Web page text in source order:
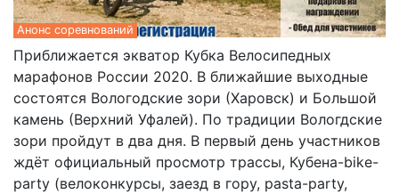
Анонс соревнований
Приближается экватор Кубка Велосипедных
марафонов России 2020. В ближайшие выходные
состоятся Вологодские зори (Харовск) и Большой
камень (Верхний Уфалей). По традиции Вологдские
зори пройдут в два дня. В первый день участников
ждёт официальный просмотр трассы, Кубена-bike-
party (велоконкурсы, заезд в гору, pasta-party,